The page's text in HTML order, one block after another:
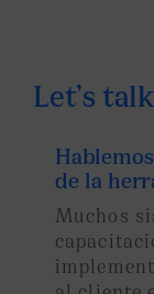
Let’s
de la
Muchos